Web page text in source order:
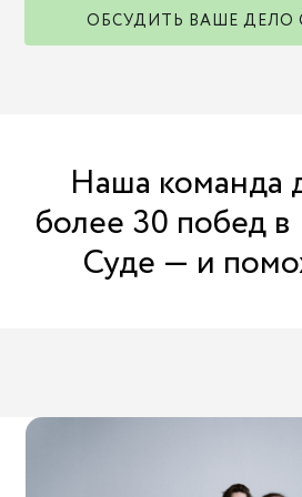
успешным опытом участия в
в Верховном Суде. Мы умеем
ОБСУДИТЬ ВАШЕ
Наша команда
более 30 побед
Суде — и